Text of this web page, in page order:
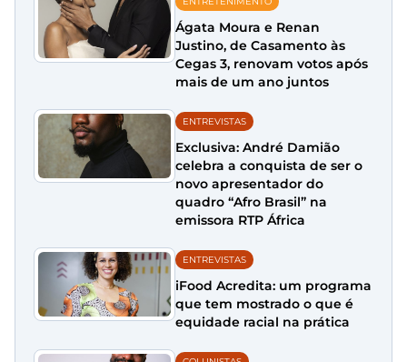
Ágata Moura e Renan
Justino, de Casamento às
Cegas 3, renovam votos após
mais de um ano juntos
ENTREVISTAS
Exclusiva: André Damião
celebra a conquista de ser o
novo apresentador do
quadro “Afro Brasil” na
emissora RTP África
ENTREVISTAS
iFood Acredita: um programa
que tem mostrado o que é
equidade racial na prática